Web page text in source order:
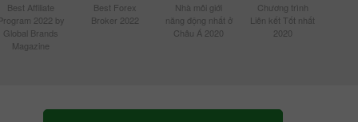
Best Affiliate
2022 by
Global Brands
Magazine
Best Forex
Broker 2022
Nhà môi giới
năng động nhất ở
Châu Á 2020
Chương trình
Liên kết Tốt nhất
2020